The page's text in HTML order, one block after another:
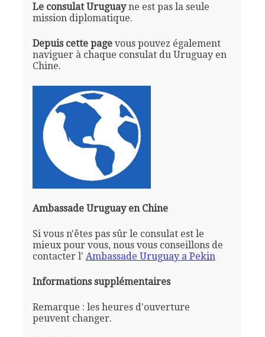
Le consulat Uruguayne est pas la seule
mission diplomatique.
Depuis cette pagevous pouvez également
naviguer à chaque consulat du Uruguay en
Chine.
Ambassade Uruguay en Chine
Si vous n'êtes pas sûr le consulat est le
mieux pour vous, nous vous conseillons de
contacter l' Ambassade Uruguay a Pekin
Informations supplémentaires
Remarque : les heures d'ouverture
peuvent changer.